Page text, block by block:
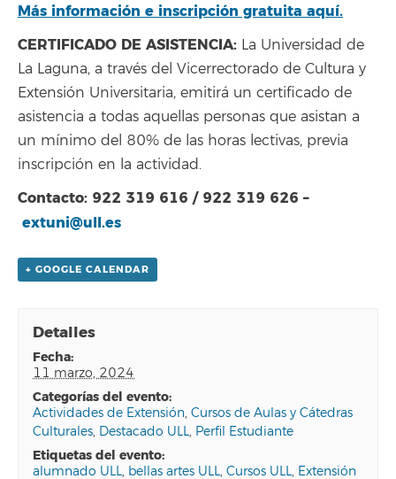
Más información e inscripción gratuita aquí.
CERTIFICADO DE ASISTENCIA: La Universidad de
La Laguna, a través del Vicerrectorado de Cultura y
Extensión Universitaria, emitirá un certificado de
asistencia a todas aquellas personas que asistan a
un mínimo del 80% de las horas lectivas, previa
inscripción en la actividad.
Contacto: 922 319 616 / 922 319 626 –
extuni@ull.es
+ GOOGLE CALENDAR
Detalles
fecha:
11 marzo, 2024
categorías del evento:
Actividades de Extensión,Cursos de Aulas y Cátedras
Culturales, Destacado ULL, Perfil Estudiante
etiquetas del evento:
alumnado ULL, bellas artes ULL,Cursos ULL, Extensión